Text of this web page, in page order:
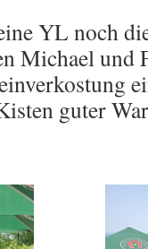
YL noch
Michael und
guter